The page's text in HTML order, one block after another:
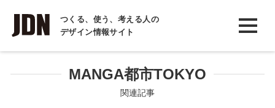
つくる、使う、考える人の
デザイン情報サイト
INTERVIEW
インタビュー
REPORTMANGA都市TOKYO
関連記事